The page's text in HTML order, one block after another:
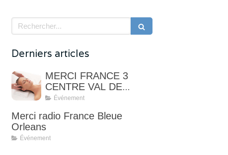
Rechercher
Derniers articles
MERCI FRANCE 3
CENTRE VAL DE
LOIRE
Événement
Merci radio France Bleue
Orleans
Événement